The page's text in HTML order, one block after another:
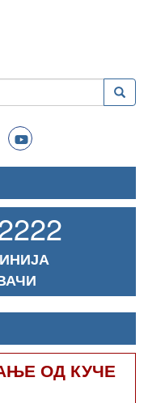
ОД КУЧЕ